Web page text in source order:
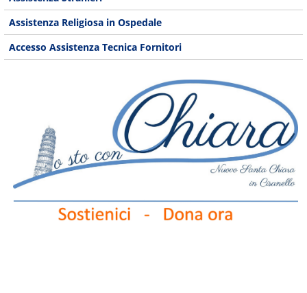
Assistenza Religiosa in Ospedale
Accesso Assistenza Tecnica Fornitori